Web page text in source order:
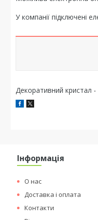
У компанії підключені
Декоративний кристал -
Інформація
О нас
Доставка і оплата
Контакти